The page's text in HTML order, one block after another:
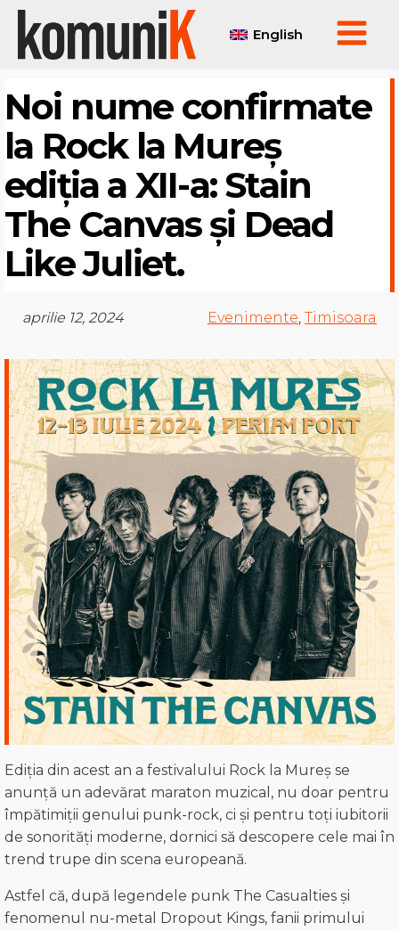
English
Noi nume confirmate
la Rock la Mureș
ediția a XII-a: Stain
The Canvas și Dead
Like Juliet.
aprilie 12, 2024 Evenimente, Timisoara
Ediția din acest an a festivalului Rock la Mureș se
anunță un adevărat maraton muzical, nu doar pentru
împătimiții genului punk-rock, ci și pentru toți iubitorii
de sonorități moderne, dornici să descopere cele mai în
trend trupe din scena europeană.
Astfel că, după legendele punk The Casualties și
fenomenul nu-metal Dropout Kings, fanii primului